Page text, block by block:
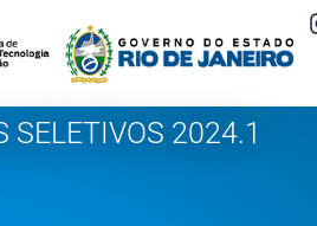
SELETIVOS 2024.1